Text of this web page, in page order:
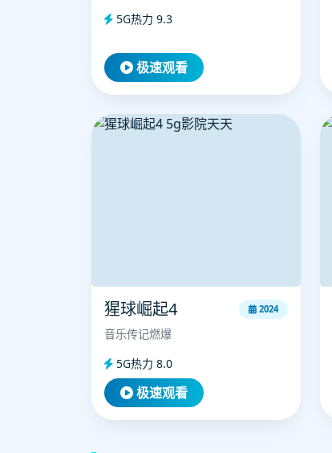
5G热力 9.3
极速观看
猩球崛起4 2024
音乐传记燃爆
5G热力 8.0
极速观看